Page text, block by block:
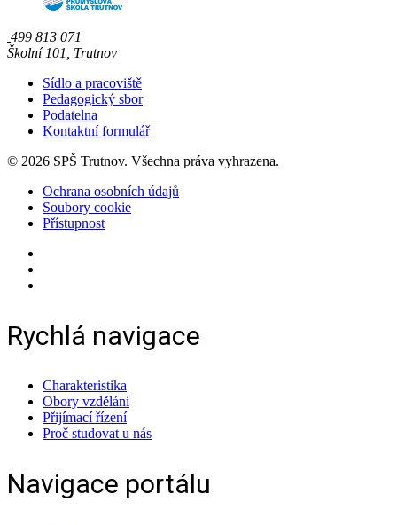
499 813 071
Školní 101, Trutnov
Sídlo a pracoviště
Pedagogický sbor
Podatelna
Kontaktní formulář
© 2026 SPŠ Trutnov. Všechna práva vyhrazena.
Ochrana osobních údajů
Soubory cookie
Přístupnost
Rychlá navigace
Charakteristika
Obory vzdělání
Přijímací řízení
Proč studovat u nás
Navigace portálu